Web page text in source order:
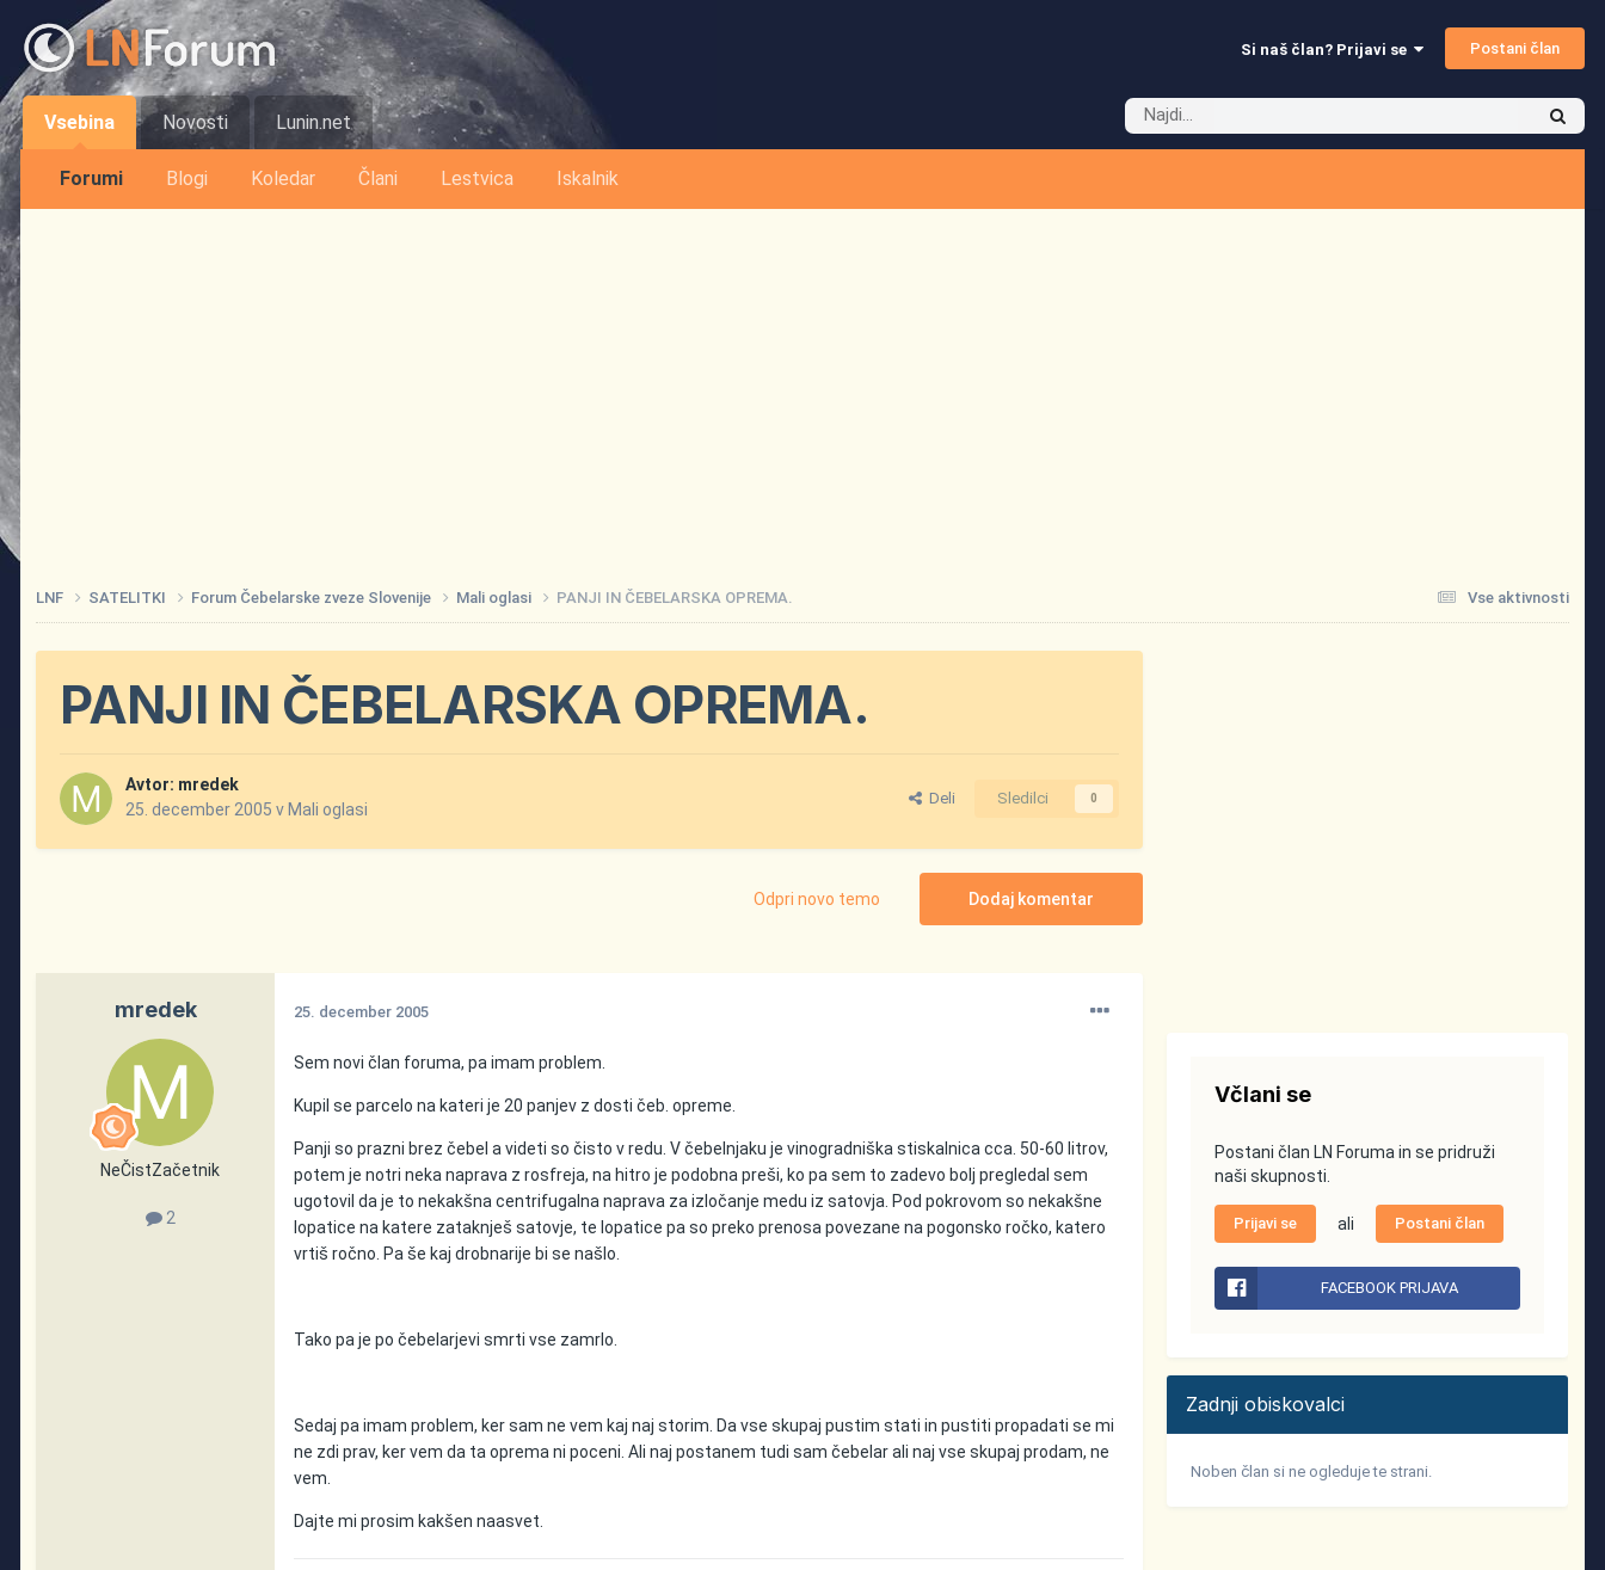
Si naš član? Prijavi se Postani član
Vsebina
Forumi Blogi Koledar Člani Lestvica Iskalnik
Novosti Lunin.net
Vse aktivnosti
LNF SATELITKI Forum Čebelarske zveze Slovenije Mali oglasi PANJI IN ČEBELARSKA OPREMA.
PANJI IN ČEBELARSKA OPREMA.
Avtor: mredek
25. december 2005 v Mali oglasi
Deli Sledilci 0
Dodaj komentar
Odpri novo temo
mredek
NeČistZačetnik
2
25. december 2005
Sem novi član foruma, pa imam problem.
Kupil se parcelo na kateri je 20 panjev z dosti čeb. opreme.
Panji so prazni brez čebel a videti so čisto v redu. V čebelnjaku je vinogradniška stiskalnica cca. 50-60 litrov,
potem je notri neka naprava z rosfreja, na hitro je podobna preši, ko pa sem to zadevo bolj pregledal sem
ugotovil da je to nekakšna centrifugalna naprava za izločanje medu iz satovja. Pod pokrovom so nekakšne
lopatice na katere zataknješ satovje, te lopatice pa so preko prenosa povezane na pogonsko ročko, katero
vrtiš ročno. Pa še kaj drobnarije bi se našlo.
Tako pa je po čebelarjevi smrti vse zamrlo.
Sedaj pa imam problem, ker sam ne vem kaj naj storim. Da vse skupaj pustim stati in pustiti propadati se mi
ne zdi prav, ker vem da ta oprema ni poceni. Ali naj postanem tudi sam čebelar ali naj vse skupaj prodam, ne
vem.
Dajte mi prosim kakšen naasvet.
Včlani se
Postani član LN Foruma in se pridruži
naši skupnosti.
Prijavi se ali Postani član
FACEBOOK PRIJAVA
Zadnji obiskovalci
Noben član si ne ogleduje te strani.